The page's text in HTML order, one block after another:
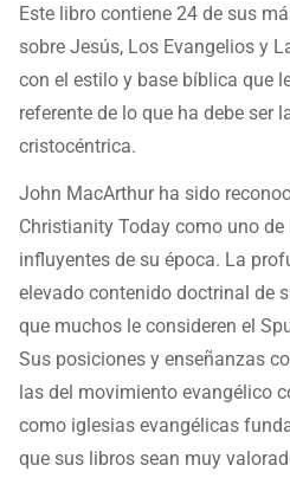
Este libro contiene 24 de sus
sobre Jesús, Los Evangelios y
con el estilo y base bíblica que
referente de lo que ha debe ser
cristocéntrica.
John MacArthur ha sido
Christianity Today como uno
influyentes de su época. La
elevado contenido doctrinal de
que muchos le consideren el
Sus posiciones y enseñanzas
las del movimiento evangélico
como iglesias evangélicas
que sus libros sean muy